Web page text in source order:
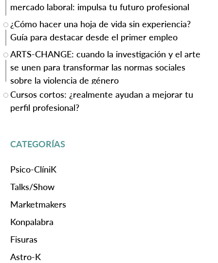
mercado laboral: impulsa tu futuro profesional
¿Cómo hacer una hoja de vida sin experiencia?
Guía para destacar desde el primer empleo
ARTS-CHANGE: cuando la investigación y el arte
se unen para transformar las normas sociales
sobre la violencia de género
Cursos cortos: ¿realmente ayudan a mejorar tu
perfil profesional?
CATEGORÍAS
Psico-ClíniK
Talks/Show
Marketmakers
Konpalabra
Fisuras
Astro-K